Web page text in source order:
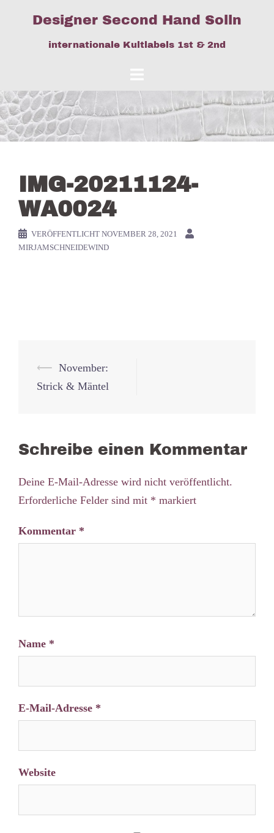
Designer Second Hand Solln
internationale Kultlabels 1st & 2nd
IMG-20211124-
WA0024
VERÖFFENTLICHT NOVEMBER 28, 2021
MIRJAMSCHNEIDEWIND
Beitrags-
Navigation
⟵ November:
Strick & Mäntel
Schreibe einen Kommentar
Deine E-Mail-Adresse wird nicht veröffentlicht.
Erforderliche Felder sind mit * markiert
Kommentar *
Name *
E-Mail-Adresse *
Website